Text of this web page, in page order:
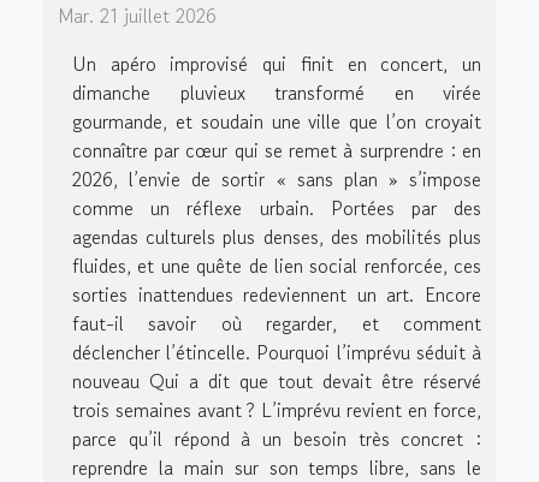
Mar. 21 juillet 2026
Un apéro improvisé qui finit en concert, un
dimanche pluvieux transformé en virée
gourmande, et soudain une ville que l’on croyait
connaître par cœur qui se remet à surprendre : en
2026, l’envie de sortir « sans plan » s’impose
comme un réflexe urbain. Portées par des
agendas culturels plus denses, des mobilités plus
fluides, et une quête de lien social renforcée, ces
sorties inattendues redeviennent un art. Encore
faut-il savoir où regarder, et comment
déclencher l’étincelle. Pourquoi l’imprévu séduit à
nouveau Qui a dit que tout devait être réservé
trois semaines avant ? L’imprévu revient en force,
parce qu’il répond à un besoin très concret :
reprendre la main sur son temps libre, sans le